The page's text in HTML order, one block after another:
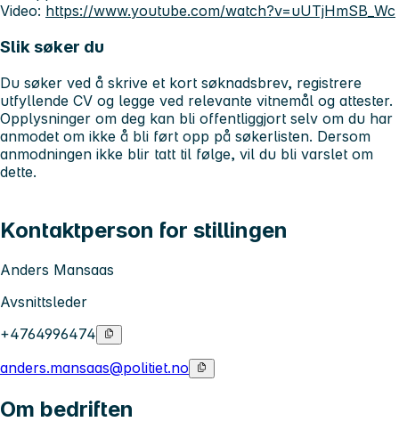
Video: https://www.youtube.com/watch?v=uUTjHmSB_Wc
Slik søker du
Du søker ved å skrive et kort søknadsbrev, registrere
utfyllende CV og legge ved relevante vitnemål og attester.
Opplysninger om deg kan bli offentliggjort selv om du har
anmodet om ikke å bli ført opp på søkerlisten. Dersom
anmodningen ikke blir tatt til følge, vil du bli varslet om
dette.
Kontaktperson for stillingen
Anders Mansaas
Avsnittsleder
+4764996474
anders.mansaas@politiet.no
Om bedriften